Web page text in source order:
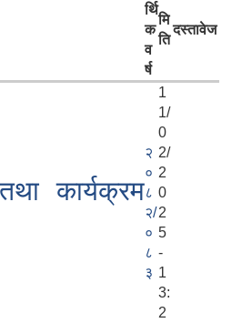
र्थि
क
व
र्ष
मि
ति
दस्तावेज
कार्यक्रम
२
०
८
२/
०
८
३
1
1/
0
2/
2
0
2
5
-
1
3:
2